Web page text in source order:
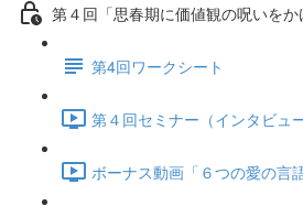
第４回「思春期に価値観の呪いをか
第4回ワークシート
第４回セミナー（インタビュ
ボーナス動画「６つの愛の言